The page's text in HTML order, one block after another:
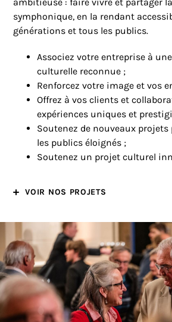
symphonique, en la rendant
générations et tous les publics.
Associez votre entreprise à
culturelle reconnue ;
Renforcez votre image et vos
Offrez à vos clients et
expériences uniques et
Soutenez de nouveaux
les publics éloignés ;
Soutenez un projet culturel
VOIR NOS PROJETS